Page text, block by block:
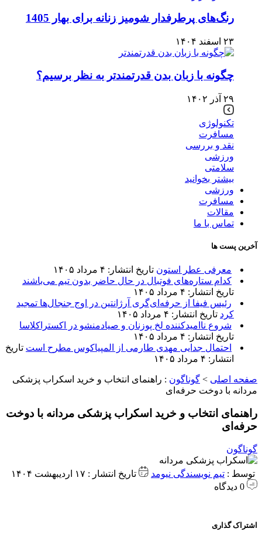
رنگ‌های پرطرفدار شومیز زنانه برای بهار 1405
۲۳ اسفند ۱۴۰۴
چگونه با زبان بدن قدرتمندتر به نظر برسیم؟
۲۹ آذر ۱۴۰۲
تکنولوژی
مسافرت
نقد و بررسی
ورزشی
سلامتی
بیشتر بخوانید
ورزشی
مسافرت
مقالات
تماس با ما
آخرین پست ها
معرفی عطر استون تاریخ انتشار: ۴ مرداد ۱۴۰۵
کدام ستاره‌های فوتبال در حال حاضر بدون تیم می‌باشند
تاریخ انتشار: ۴ مرداد ۱۴۰۵
رئیس فیفا از حرفه‌ای‌گری آرژانتین در اوج جنجال‌ها تمجید
کرد تاریخ انتشار: ۴ مرداد ۱۴۰۵
شروع ناامیدکننده لخ پوزنان و صیادمنشو در اکستراکلاسا
تاریخ انتشار: ۴ مرداد ۱۴۰۵
احتمال جدایی مهدی طارمی از المپیاکوس مطرح است تاریخ
انتشار: ۴ مرداد ۱۴۰۵
صفحه اصلی > گوناگون : راهنمای انتخاب و خرید اسکراب پزشکی
مردانه با دوخت حرفه‌ای
راهنمای انتخاب و خرید اسکراب پزشکی مردانه با دوخت
حرفه‌ای
گوناگون
توسط : تیم نویسندگی نیومد
تاریخ انتشار : ۱۷ اردیبهشت ۱۴۰۴
اشتراک گذاری